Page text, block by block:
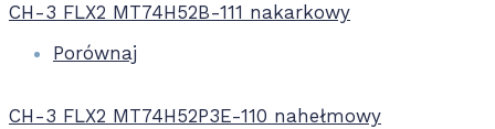
CH-3 FLX2 MT74H52B-111 nakarkowy
Porównaj
CH-3 FLX2 MT74H52P3E-110 nahełmowy